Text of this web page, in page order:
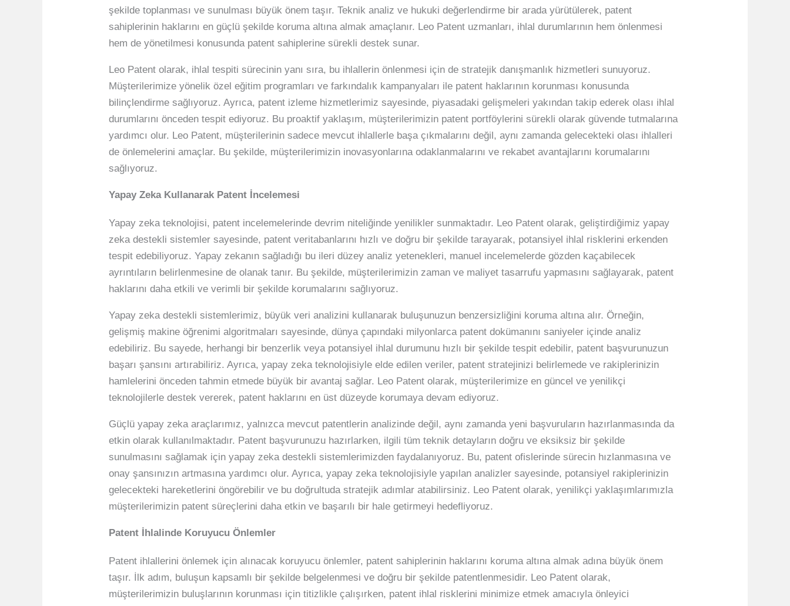
şekilde toplanması ve sunulması büyük önem taşır. Teknik analiz ve hukuki değerlendirme bir arada yürütülerek, patent
sahiplerinin haklarını en güçlü şekilde koruma altına almak amaçlanır. Leo Patent uzmanları, ihlal durumlarının hem önlenmesi
hem de yönetilmesi konusunda patent sahiplerine sürekli destek sunar.
Leo Patent olarak, ihlal tespiti sürecinin yanı sıra, bu ihlallerin önlenmesi için de stratejik danışmanlık hizmetleri sunuyoruz.
Müşterilerimize yönelik özel eğitim programları ve farkındalık kampanyaları ile patent haklarının korunması konusunda
bilinçlendirme sağlıyoruz. Ayrıca, patent izleme hizmetlerimiz sayesinde, piyasadaki gelişmeleri yakından takip ederek olası ihlal
durumlarını önceden tespit ediyoruz. Bu proaktif yaklaşım, müşterilerimizin patent portföylerini sürekli olarak güvende tutmalarına
yardımcı olur. Leo Patent, müşterilerinin sadece mevcut ihlallerle başa çıkmalarını değil, aynı zamanda gelecekteki olası ihlalleri
de önlemelerini amaçlar. Bu şekilde, müşterilerimizin inovasyonlarına odaklanmalarını ve rekabet avantajlarını korumalarını
sağlıyoruz.
Yapay Zeka Kullanarak Patent İncelemesi
Yapay zeka teknolojisi, patent incelemelerinde devrim niteliğinde yenilikler sunmaktadır. Leo Patent olarak, geliştirdiğimiz yapay
zeka destekli sistemler sayesinde, patent veritabanlarını hızlı ve doğru bir şekilde tarayarak, potansiyel ihlal risklerini erkenden
tespit edebiliyoruz. Yapay zekanın sağladığı bu ileri düzey analiz yetenekleri, manuel incelemelerde gözden kaçabilecek
ayrıntıların belirlenmesine de olanak tanır. Bu şekilde, müşterilerimizin zaman ve maliyet tasarrufu yapmasını sağlayarak, patent
haklarını daha etkili ve verimli bir şekilde korumalarını sağlıyoruz.
Yapay zeka destekli sistemlerimiz, büyük veri analizini kullanarak buluşunuzun benzersizliğini koruma altına alır. Örneğin,
gelişmiş makine öğrenimi algoritmaları sayesinde, dünya çapındaki milyonlarca patent dokümanını saniyeler içinde analiz
edebiliriz. Bu sayede, herhangi bir benzerlik veya potansiyel ihlal durumunu hızlı bir şekilde tespit edebilir, patent başvurunuzun
başarı şansını artırabiliriz. Ayrıca, yapay zeka teknolojisiyle elde edilen veriler, patent stratejinizi belirlemede ve rakiplerinizin
hamlelerini önceden tahmin etmede büyük bir avantaj sağlar. Leo Patent olarak, müşterilerimize en güncel ve yenilikçi
teknolojilerle destek vererek, patent haklarını en üst düzeyde korumaya devam ediyoruz.
Güçlü yapay zeka araçlarımız, yalnızca mevcut patentlerin analizinde değil, aynı zamanda yeni başvuruların hazırlanmasında da
etkin olarak kullanılmaktadır. Patent başvurunuzu hazırlarken, ilgili tüm teknik detayların doğru ve eksiksiz bir şekilde
sunulmasını sağlamak için yapay zeka destekli sistemlerimizden faydalanıyoruz. Bu, patent ofislerinde sürecin hızlanmasına ve
onay şansınızın artmasına yardımcı olur. Ayrıca, yapay zeka teknolojisiyle yapılan analizler sayesinde, potansiyel rakiplerinizin
gelecekteki hareketlerini öngörebilir ve bu doğrultuda stratejik adımlar atabilirsiniz. Leo Patent olarak, yenilikçi yaklaşımlarımızla
müşterilerimizin patent süreçlerini daha etkin ve başarılı bir hale getirmeyi hedefliyoruz.
Patent İhlalinde Koruyucu Önlemler
Patent ihlallerini önlemek için alınacak koruyucu önlemler, patent sahiplerinin haklarını koruma altına almak adına büyük önem
taşır. İlk adım, buluşun kapsamlı bir şekilde belgelenmesi ve doğru bir şekilde patentlenmesidir. Leo Patent olarak,
müşterilerimizin buluşlarının korunması için titizlikle çalışırken, patent ihlal risklerini minimize etmek amacıyla önleyici